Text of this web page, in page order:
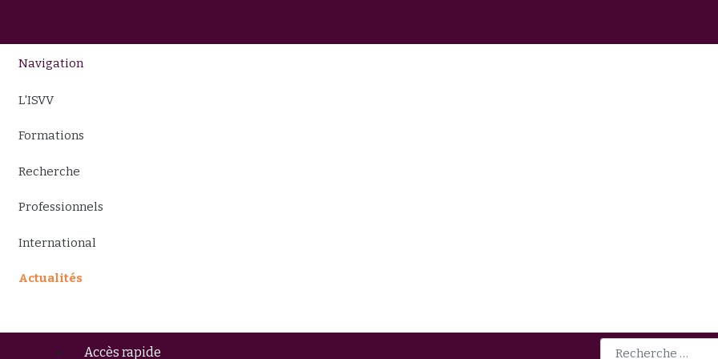
Navigation
L'ISVV
Formations
Recherche
Professionnels
International
Actualités
Accès rapide